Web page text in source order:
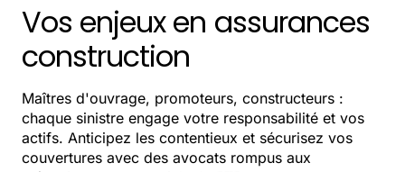
Vos enjeux en assurances
construction
Maîtres d'ouvrage, promoteurs, constructeurs :
chaque sinistre engage votre responsabilité et vos
actifs. Anticipez les contentieux et sécurisez vos
couvertures avec des avocats rompus aux